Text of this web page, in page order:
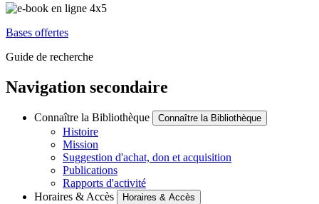
Bases offertes
Guide de recherche
Navigation secondaire
Connaître la Bibliothèque Connaître la Bibliothèque
Histoire
Mission
Suggestion d'achat, don et acquisition
Publications
Rapports d'activité
Horaires & Accès
Horaires & Accès